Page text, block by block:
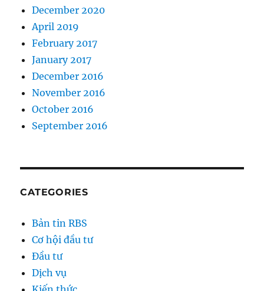
December 2020
April 2019
February 2017
January 2017
December 2016
November 2016
October 2016
September 2016
CATEGORIES
Bản tin RBS
Cơ hội đầu tư
Đầu tư
Dịch vụ